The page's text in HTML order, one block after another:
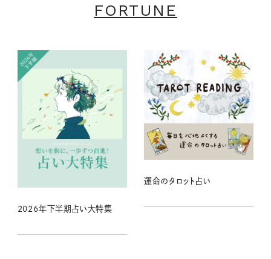
FORTUNE
2026年下半期占い大特集
運命のタロット占い